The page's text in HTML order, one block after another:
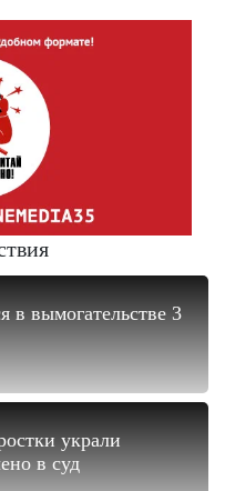
в вымогательстве 3
украли
в суд